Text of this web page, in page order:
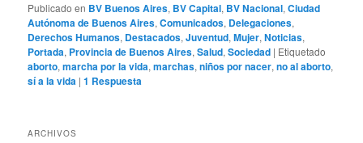
Publicado en BV Buenos Aires, BV Capital, BV Nacional,Ciudad
Autónoma de Buenos Aires,Comunicados, Delegaciones,
Derechos Humanos, Destacados,Juventud,Mujer,Noticias,
Portada, Provincia de Buenos Aires,Salud,Sociedad | Etiquetado
aborto,marcha por la vida,marchas,niños por nacer,no al aborto,
sí a la vida |1 Respuesta
ARCHIVOS